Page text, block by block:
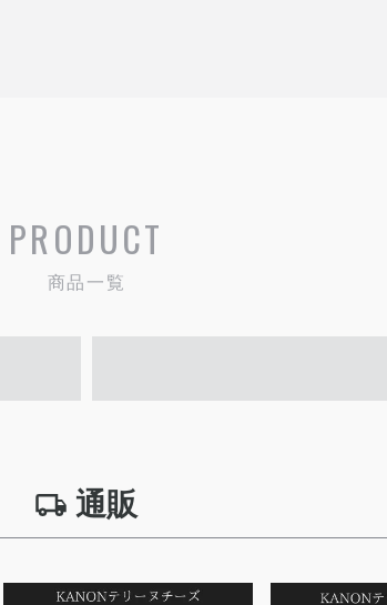
PRODUCT
商品一覧
通販